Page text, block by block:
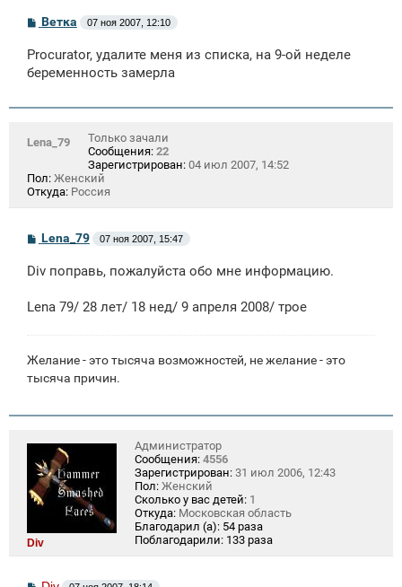
С
б
щ
е
и
Ветка 07 ноя 2007, 12:10
Procurator, удалите меня из списка, на 9-ой неделе
беременность замерла
Lena_79
Только зачали
Сообщения: 22
Зарегистрирован: 04 июл 2007, 14:52
Пол: Женский
Откуда: Россия
С
б
н
Lena_79 07 ноя 2007, 15:47
Div поправь, пожалуйста обо мне информацию.
Lena 79/ 28 лет/ 18 нед/ 9 апреля 2008/ трое
Желание - это тысяча возможностей, не желание - это
тысяча причин.
Div
Администратор
Сообщения: 4556
Зарегистрирован: 31 июл 2006, 12:43
Пол: Женский
Сколько у вас детей: 1
Откуда: Московская область
Благодарил (а): 54 раза
Поблагодарили: 133 раза
С